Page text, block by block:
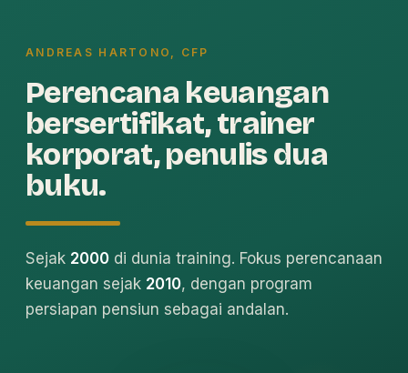
ANDREAS HARTONO, CFP
Perencana keuangan
bersertifikat, trainer
korporat, penulis dua
buku.
Sejak 2000 di dunia training. Fokus perencanaan
keuangan sejak 2010, dengan program
persiapan pensiun sebagai andalan.